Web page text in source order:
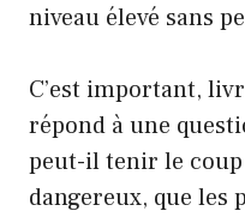
niveau élevé sans
C’est important,
répond à une
peut-il tenir le coup
dangereux, que